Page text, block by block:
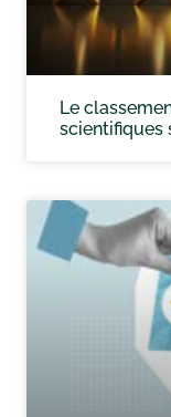
Le
scientifiques